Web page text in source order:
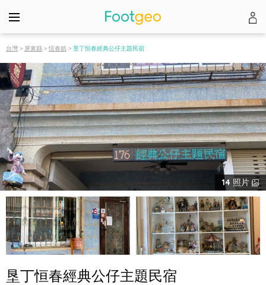
台灣 > 屏東縣 > 恆春鎮 > 垦丁恒春經典公仔主題民宿
14 照片
垦丁恒春經典公仔主題民宿